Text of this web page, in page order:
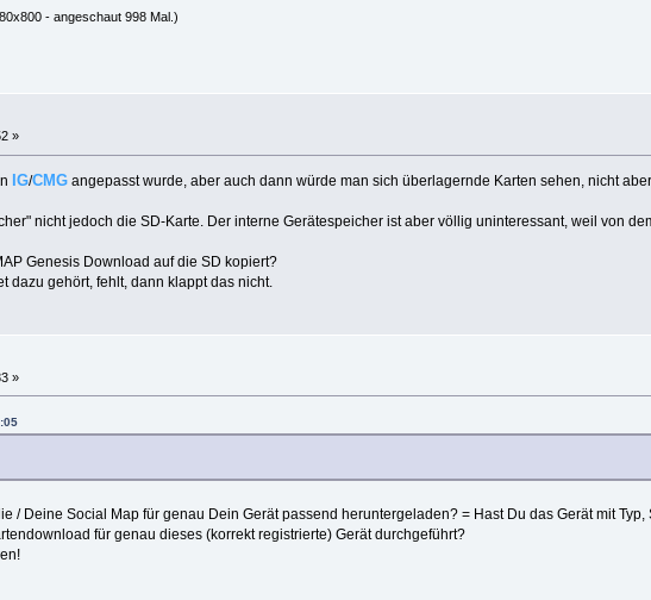
- angeschaut 998 Mal.)
»
IG/CMG angepasst wurde, aber auch dann würde man sich überlagernde Karten sehen, nicht
nicht jedoch die SD-Karte. Der interne Gerätespeicher ist aber völlig uninteressant, weil von
Genesis Download auf die SD kopiert?
dazu gehört, fehlt, dann klappt das nicht.
»
/ Deine Social Map für genau Dein Gerät passend heruntergeladen? = Hast Du das Gerät mit
für genau dieses (korrekt registrierte) Gerät durchgeführt?